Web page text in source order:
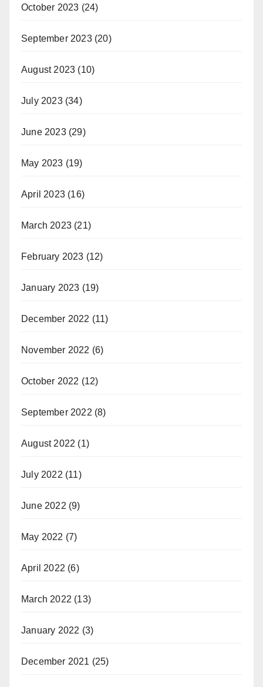
October 2023 (24)
September 2023(20)
August 2023 (10)
July 2023(34)
June 2023(29)
May 2023 (19)
April 2023 (16)
March 2023 (21)
February 2023 (12)
January 2023 (19)
December 2022 (11)
November 2022 (6)
October 2022 (12)
September 2022 (8)
August 2022 (1)
July 2022 (11)
June 2022 (9)
May 2022 (7)
April 2022 (6)
March 2022 (13)
January 2022 (3)
December 2021 (25)